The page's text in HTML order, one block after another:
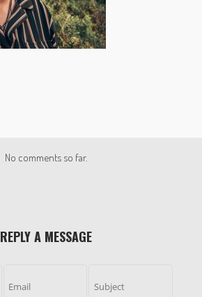
No comments so far.
REPLY A MESSAGE